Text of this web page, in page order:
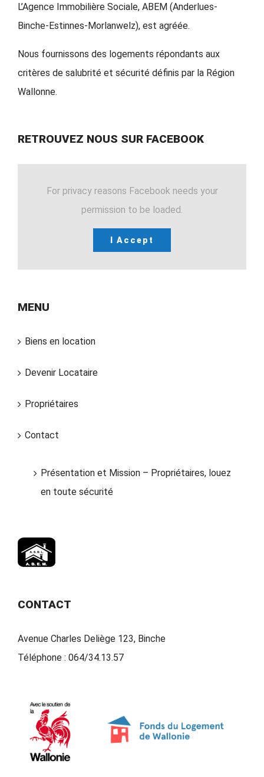
L’Agence Immobilière Sociale, ABEM (Anderlues-
Binche-Estinnes-Morlanwelz), est agréée.
Nous fournissons des logements répondants aux
critères de salubrité et sécurité définis par la Région
Wallonne.
RETROUVEZ NOUS SUR FACEBOOK
For privacy reasons Facebook needs your
permission to be loaded.
I Accept
MENU
Biens en location
Devenir Locataire
Propriétaires
Contact
Présentation et Mission – Propriétaires, louez
en toute sécurité
CONTACT
Avenue Charles Deliège 123, Binche
Téléphone : 064/34.13.57